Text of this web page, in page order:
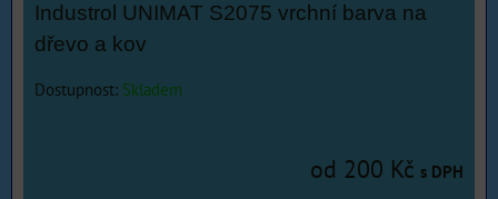
Industrol UNIMAT S2075 vrchní barva na
dřevo a kov
Dostupnost: Skladem
od 200 Kč s DPH